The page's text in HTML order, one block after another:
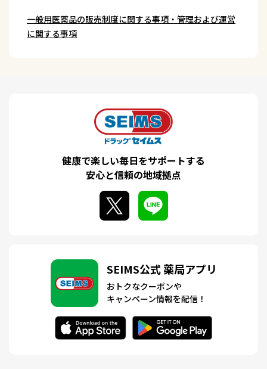
一般用医薬品の販売制度に関する事項・管理および運営
に関する事項
健康で楽しい毎日をサポートする
安心と信頼の地域拠点
SEIMS公式 薬局アプリ
おトクなクーポンや
キャンペーン情報を配信！